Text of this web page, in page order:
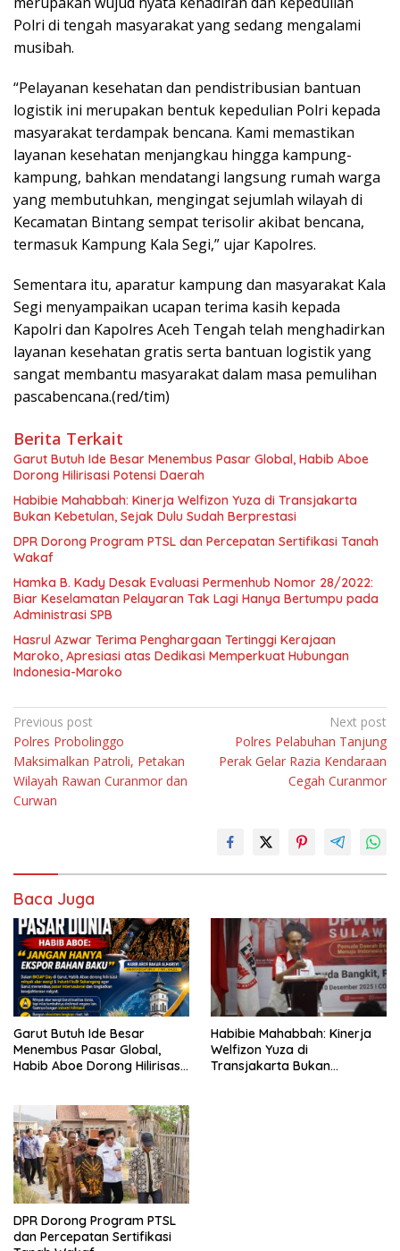
Polri di tengah masyarakat yang sedang mengalami
musibah.
“Pelayanan kesehatan dan pendistribusian bantuan
logistik ini merupakan bentuk kepedulian Polri kepada
masyarakat terdampak bencana. Kami memastikan
layanan kesehatan menjangkau hingga kampung-
kampung, bahkan mendatangi langsung rumah warga
yang membutuhkan, mengingat sejumlah wilayah di
Kecamatan Bintang sempat terisolir akibat bencana,
termasuk Kampung Kala Segi,” ujar Kapolres.
Sementara itu, aparatur kampung dan masyarakat Kala
Segi menyampaikan ucapan terima kasih kepada
Kapolri dan Kapolres Aceh Tengah telah menghadirkan
layanan kesehatan gratis serta bantuan logistik yang
sangat membantu masyarakat dalam masa pemulihan
pascabencana.(red/tim)
Berita Terkait
Garut Butuh Ide Besar Menembus Pasar Global, Habib Aboe
Dorong Hilirisasi Potensi Daerah
Habibie Mahabbah: Kinerja Welfizon Yuza di Transjakarta
Bukan Kebetulan, Sejak Dulu Sudah Berprestasi
DPR Dorong Program PTSL dan Percepatan Sertifikasi Tanah
Wakaf
Hamka B. Kady Desak Evaluasi Permenhub Nomor 28/2022:
Biar Keselamatan Pelayaran Tak Lagi Hanya Bertumpu pada
Administrasi SPB
Hasrul Azwar Terima Penghargaan Tertinggi Kerajaan
Maroko, Apresiasi atas Dedikasi Memperkuat Hubungan
Indonesia-Maroko
Navigasi
pos
Previous post
Polres Probolinggo
Maksimalkan Patroli, Petakan
Wilayah Rawan Curanmor dan
Curwan
Next post
Polres Pelabuhan Tanjung
Perak Gelar Razia Kendaraan
Cegah Curanmor
Baca Juga
Garut Butuh Ide Besar
Menembus Pasar Global,
Habib Aboe Dorong Hilirisasi
Habibie Mahabbah: Kinerja
Welfizon Yuza di
Transjakarta Bukan
DPR Dorong Program PTSL
dan Percepatan Sertifikasi